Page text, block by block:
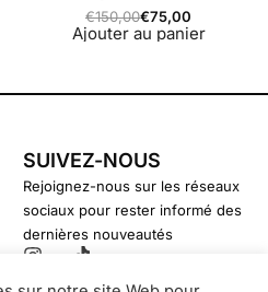
€150,00€75,00
Ajouter au panier
SUIVEZ-NOUS
Rejoignez-nous sur les réseaux
sociaux pour rester informé des
dernières nouveautés